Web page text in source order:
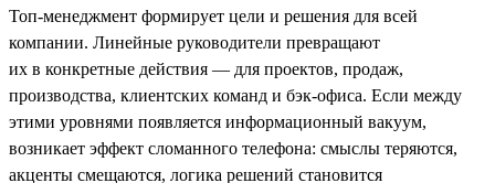
Топ-менеджмент формирует цели и решения для всей
компании. Линейные руководители превращают
их в конкретные действия — для проектов, продаж,
производства, клиентских команд и бэк-офиса. Если между
этими уровнями появляется информационный вакуум,
возникает эффект сломанного телефона: смыслы теряются,
акценты смещаются, логика решений становится